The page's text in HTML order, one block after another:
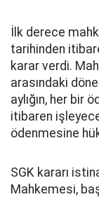
İlk derece
tarihinden
karar verdi.
arasındaki
aylığın, her bir
itibaren
ödenmesine
SGK kararı
Mahkemesi,